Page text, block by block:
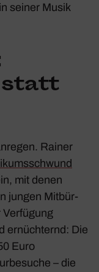
seiner Musik
statt
Rainer
mit denen
jungen Mitbür­
Verfü­gung
ernüch­ternd: Die
Euro
– die